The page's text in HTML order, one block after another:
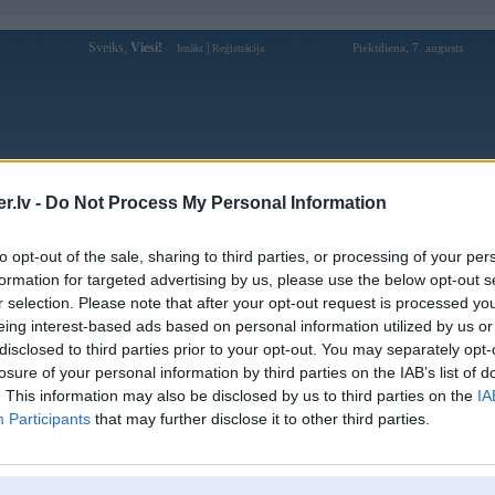
- Do Not Process My Personal Information
opt-out of the sale, sharing to third parties, or processing of your
for targeted advertising by us, please use the below opt-out
selection. Please note that after your opt-out request is processed
interest-based ads based on personal information utilized by us
to third parties prior to your opt-out. You may separately
of your personal information by third parties on the IAB’s list of
This information may also be disclosed by us to third parties on the
Participants that may further disclose it to other third parties.
Sveiks, Viesi! Ienākt Reģistrācija Piektdiena, 7. augusts
Forums Galerijas Reģistrācija Lietotāji
Lietotāja heebelis profils
Lietotājvārds:
heebelis
Ziņojumi forumā:
4
Pēdējie ziņojumi forumā